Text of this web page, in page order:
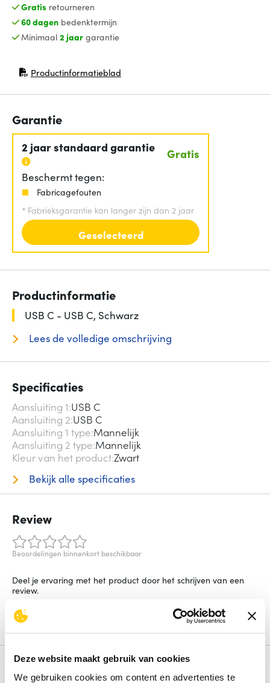
Deze website maakt gebruik van cookies
We gebruiken cookies om content en advertenties te
Gratis retourneren
60 dagenbedenktermijn
Minimaal 2 jaargarantie
Productinformatieblad
(opent in nieuw venster)
Garantie
2 jaar standaard garantie Gratis
Beschermt tegen:
Fabricagefouten
* Fabrieksgarantie kan langer zijn dan 2 jaar
Geselecteerd
Productinformatie
USB C - USB C, Schwarz
Lees de volledige omschrijving
Specificaties
Aansluiting 1 USB C
Aansluiting 2 USB C
Aansluiting 1 type Mannelijk
Aansluiting 2 type Mannelijk
Kleur van het productZwart
Bekijk alle specificaties
Review
Beoordelingen binnenkort beschikbaar
Deel je ervaring met het product door het schrijven van een
review.
Schrijf een review
Alternatieven